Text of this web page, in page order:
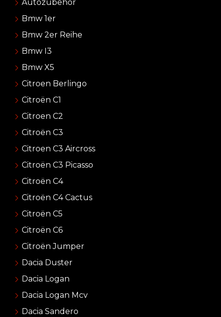
Autozubehör
Bmw 1er
Bmw 2er Reihe
Bmw I3
Bmw X5
Citroen Berlingo
Citroën C1
Citroen C2
Citroën C3
Citroen C3 Aircross
Citroën C3 Picasso
Citroën C4
Citroën C4 Cactus
Citroën C5
Citroën C6
Citroën Jumper
Dacia Duster
Dacia Logan
Dacia Logan Mcv
Dacia Sandero